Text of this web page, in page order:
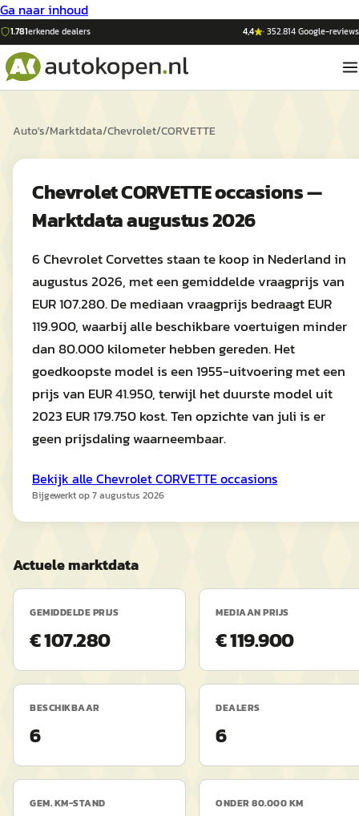
Ga naar inhoud
1.781erkende dealers 4,4 ·352.814Google-reviews
Auto's/Marktdata/Chevrolet/CORVETTE
Chevrolet CORVETTE occasions —
Marktdata augustus 2026
6 Chevrolet Corvettes staan te koop in Nederland in
augustus 2026, met een gemiddelde vraagprijs van
EUR 107.280. De mediaan vraagprijs bedraagt EUR
119.900, waarbij alle beschikbare voertuigen minder
dan 80.000 kilometer hebben gereden. Het
goedkoopste model is een 1955-uitvoering met een
prijs van EUR 41.950, terwijl het duurste model uit
2023 EUR 179.750 kost. Ten opzichte van juli is er
geen prijsdaling waarneembaar.
Bekijk alle ChevroletCORVETTEoccasions
Bijgewerkt op7 augustus 2026
Actuele marktdata
GEMIDDELDE PRIJS
€ 107.280
MEDIAAN PRIJS
€ 119.900
BESCHIKBAAR
6
DEALERS
6
GEM. KM-STAND ONDER 80.000 KM